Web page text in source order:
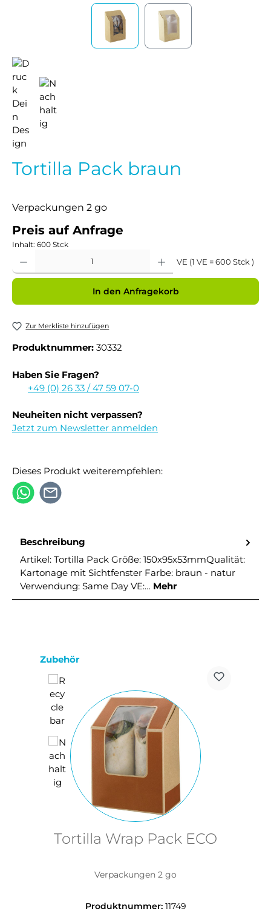
Tortilla Pack braun
Verpackungen 2 go
Preis auf Anfrage
Inhalt: 600 Stck
VE (1 VE = 600 Stck )
In den Anfragekorb
Zur Merkliste hinzufügen
Produktnummer: 30332
Haben Sie Fragen?
+49 (0) 26 33 / 47 59 07-0
Neuheiten nicht verpassen?
Jetzt zum Newsletter anmelden
Dieses Produkt weiterempfehlen:
Beschreibung
Artikel: Tortilla Pack Größe: 150x95x53mmQualität:
Kartonage mit Sichtfenster Farbe: braun - natur
Verwendung: Same Day VE:… Mehr
Produktgalerie überspringen
Zubehör
Tortilla Wrap Pack ECO
Verpackungen 2 go
Produktnummer: 11749